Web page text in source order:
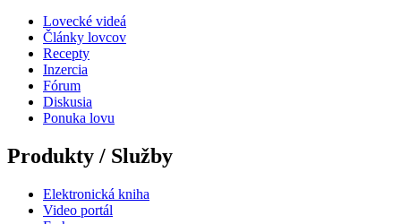
Lovecké videá
Články lovcov
Recepty
Inzercia
Fórum
Diskusia
Ponuka lovu
Produkty / Služby
Elektronická kniha
Video portál